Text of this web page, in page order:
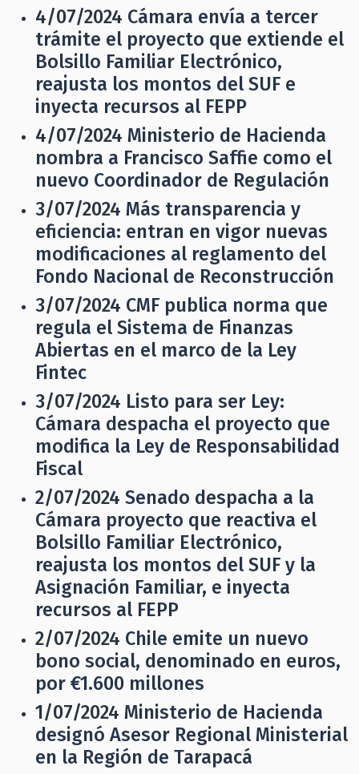
4/07/2024 Cámara envía a tercer
trámite el proyecto que extiende el
Bolsillo Familiar Electrónico,
reajusta los montos del SUF e
inyecta recursos al FEPP
4/07/2024 Ministerio de Hacienda
nombra a Francisco Saffie como el
nuevo Coordinador de Regulación
3/07/2024 Más transparencia y
eficiencia: entran en vigor nuevas
modificaciones al reglamento del
Fondo Nacional de Reconstrucción
3/07/2024 CMF publica norma que
regula el Sistema de Finanzas
Abiertas en el marco de la Ley
Fintec
3/07/2024 Listo para ser Ley:
Cámara despacha el proyecto que
modifica la Ley de Responsabilidad
Fiscal
2/07/2024 Senado despacha a la
Cámara proyecto que reactiva el
Bolsillo Familiar Electrónico,
reajusta los montos del SUF y la
Asignación Familiar, e inyecta
recursos al FEPP
2/07/2024 Chile emite un nuevo
bono social, denominado en euros,
por €1.600 millones
1/07/2024 Ministerio de Hacienda
designó Asesor Regional Ministerial
en la Región de Tarapacá